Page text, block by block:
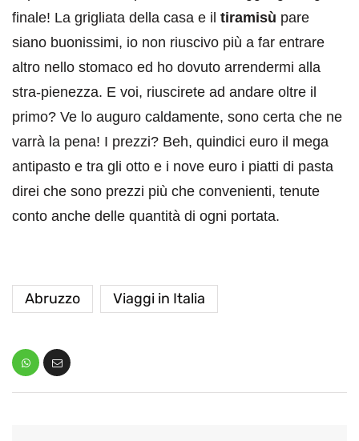
finale! La grigliata della casa e il tiramisù pare
siano buonissimi, io non riuscivo più a far entrare
altro nello stomaco ed ho dovuto arrendermi alla
stra-pienezza. E voi, riuscirete ad andare oltre il
primo? Ve lo auguro caldamente, sono certa che ne
varrà la pena! I prezzi? Beh, quindici euro il mega
antipasto e tra gli otto e i nove euro i piatti di pasta
direi che sono prezzi più che convenienti, tenute
conto anche delle quantità di ogni portata.
Abruzzo Viaggi in Italia